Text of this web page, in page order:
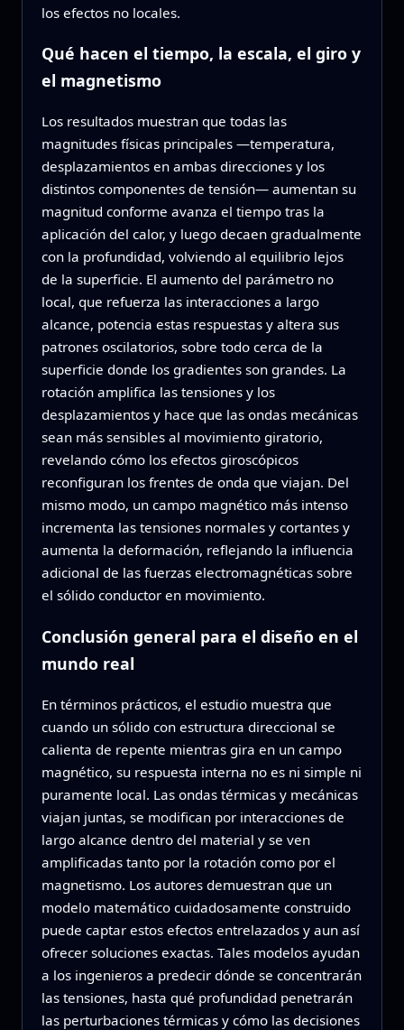
los efectos no locales.
Qué hacen el tiempo, la escala, el giro y
el magnetismo
Los resultados muestran que todas las
magnitudes físicas principales —temperatura,
desplazamientos en ambas direcciones y los
distintos componentes de tensión— aumentan su
magnitud conforme avanza el tiempo tras la
aplicación del calor, y luego decaen gradualmente
con la profundidad, volviendo al equilibrio lejos
de la superficie. El aumento del parámetro no
local, que refuerza las interacciones a largo
alcance, potencia estas respuestas y altera sus
patrones oscilatorios, sobre todo cerca de la
superficie donde los gradientes son grandes. La
rotación amplifica las tensiones y los
desplazamientos y hace que las ondas mecánicas
sean más sensibles al movimiento giratorio,
revelando cómo los efectos giroscópicos
reconfiguran los frentes de onda que viajan. Del
mismo modo, un campo magnético más intenso
incrementa las tensiones normales y cortantes y
aumenta la deformación, reflejando la influencia
adicional de las fuerzas electromagnéticas sobre
el sólido conductor en movimiento.
Conclusión general para el diseño en el
mundo real
En términos prácticos, el estudio muestra que
cuando un sólido con estructura direccional se
calienta de repente mientras gira en un campo
magnético, su respuesta interna no es ni simple ni
puramente local. Las ondas térmicas y mecánicas
viajan juntas, se modifican por interacciones de
largo alcance dentro del material y se ven
amplificadas tanto por la rotación como por el
magnetismo. Los autores demuestran que un
modelo matemático cuidadosamente construido
puede captar estos efectos entrelazados y aun así
ofrecer soluciones exactas. Tales modelos ayudan
a los ingenieros a predecir dónde se concentrarán
las tensiones, hasta qué profundidad penetrarán
las perturbaciones térmicas y cómo las decisiones